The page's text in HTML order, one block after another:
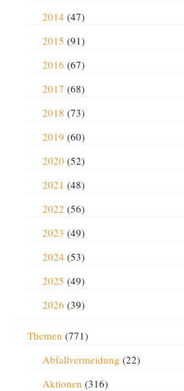
2014 (47)
2015 (91)
2016 (67)
2017 (68)
2018 (73)
2019 (60)
2020 (52)
2021 (48)
2022 (56)
2023 (49)
2024 (53)
2025 (49)
2026 (39)
Themen (771)
Abfallvermeidung (22)
Aktionen (316)